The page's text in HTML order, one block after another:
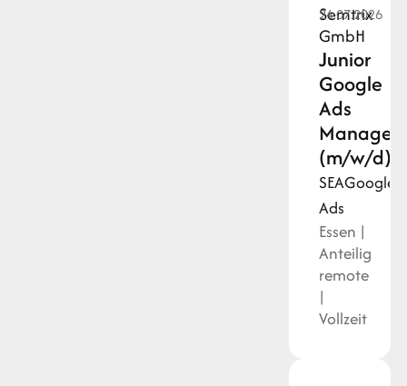
Semtrix
GmbH
Junior
Google
Ads
(m/w/d)
24.07.2026
SEAGoogle
Ads
Essen |
Anteilig
remote
|
Vollzeit